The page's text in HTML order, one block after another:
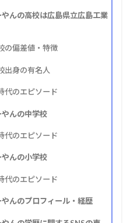
んの高校は広島県立広島工業
の偏差値・特徴
出身の有名人
代のエピソード
んの中学校
代のエピソード
んの小学校
代のエピソード
んのプロフィール・経歴